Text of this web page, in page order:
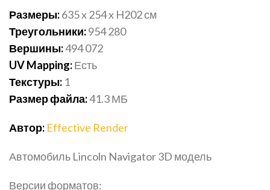
Размеры:635 x 254 x H202см
Треугольники:954 280
Вершины:494 072
UV Mapping:Есть
Текстуры: 1
Размер файла:41.3МБ
Автор: Effective Render
Автомобиль Lincoln Navigator 3D модель
Версии форматов: